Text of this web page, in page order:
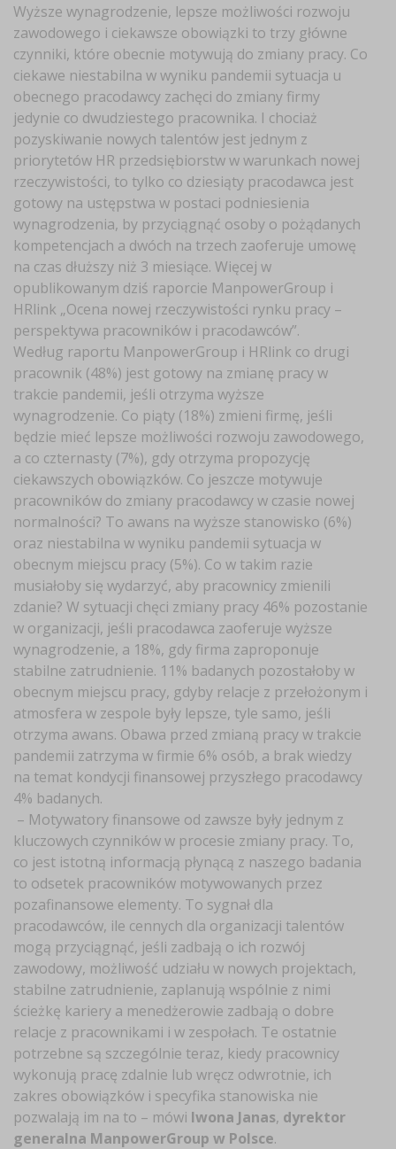
Wyższe wynagrodzenie, lepsze możliwości rozwoju
zawodowego i ciekawsze obowiązki to trzy główne
czynniki, które obecnie motywują do zmiany pracy. Co
ciekawe niestabilna w wyniku pandemii sytuacja u
obecnego pracodawcy zachęci do zmiany firmy
jedynie co dwudziestego pracownika. I chociaż
pozyskiwanie nowych talentów jest jednym z
priorytetów HR przedsiębiorstw w warunkach nowej
rzeczywistości, to tylko co dziesiąty pracodawca jest
gotowy na ustępstwa w postaci podniesienia
wynagrodzenia, by przyciągnąć osoby o pożądanych
kompetencjach a dwóch na trzech zaoferuje umowę
na czas dłuższy niż 3 miesiące. Więcej w
opublikowanym dziś raporcie ManpowerGroup i
HRlink „Ocena nowej rzeczywistości rynku pracy –
perspektywa pracowników i pracodawców”.
Według raportu ManpowerGroup i HRlink co drugi
pracownik (48%) jest gotowy na zmianę pracy w
trakcie pandemii, jeśli otrzyma wyższe
wynagrodzenie. Co piąty (18%) zmieni firmę, jeśli
będzie mieć lepsze możliwości rozwoju zawodowego,
a co czternasty (7%), gdy otrzyma propozycję
ciekawszych obowiązków. Co jeszcze motywuje
pracowników do zmiany pracodawcy w czasie nowej
normalności? To awans na wyższe stanowisko (6%)
oraz niestabilna w wyniku pandemii sytuacja w
obecnym miejscu pracy (5%). Co w takim razie
musiałoby się wydarzyć, aby pracownicy zmienili
zdanie? W sytuacji chęci zmiany pracy 46% pozostanie
w organizacji, jeśli pracodawca zaoferuje wyższe
wynagrodzenie, a 18%, gdy firma zaproponuje
stabilne zatrudnienie. 11% badanych pozostałoby w
obecnym miejscu pracy, gdyby relacje z przełożonym i
atmosfera w zespole były lepsze, tyle samo, jeśli
otrzyma awans. Obawa przed zmianą pracy w trakcie
pandemii zatrzyma w firmie 6% osób, a brak wiedzy
na temat kondycji finansowej przyszłego pracodawcy
4% badanych.
– Motywatory finansowe od zawsze były jednym z
kluczowych czynników w procesie zmiany pracy. To,
co jest istotną informacją płynącą z naszego badania
to odsetek pracowników motywowanych przez
pozafinansowe elementy. To sygnał dla
pracodawców, ile cennych dla organizacji talentów
mogą przyciągnąć, jeśli zadbają o ich rozwój
zawodowy, możliwość udziału w nowych projektach,
stabilne zatrudnienie, zaplanują wspólnie z nimi
ścieżkę kariery a menedżerowie zadbają o dobre
relacje z pracownikami i w zespołach. Te ostatnie
potrzebne są szczególnie teraz, kiedy pracownicy
wykonują pracę zdalnie lub wręcz odwrotnie, ich
zakres obowiązków i specyfika stanowiska nie
pozwalają im na to – mówi Iwona Janas, dyrektor
generalna ManpowerGroup w Polsce. ­